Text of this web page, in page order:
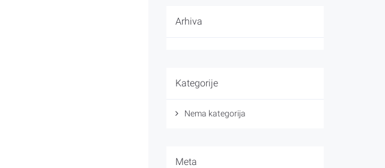
Arhiva
Kategorije
Nema kategorija
Meta